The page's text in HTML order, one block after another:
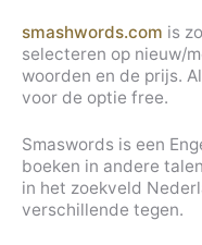
smashwords.com is
selecteren op nieuw/
woorden en de prijs.
voor de optie free.
Smaswords is een
boeken in andere
in het zoekveld
verschillende tegen.